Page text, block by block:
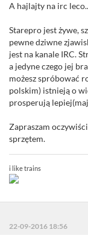
A hajlajty na irc leco..
Starepro jest żywe,
pewne dziwne
jest na kanale IRC.
a jedyne czego jej
możesz spróbować
polskim) istnieją o
prosperują
Zapraszam
sprzętem.
i like trains
22-09-2016 18:56